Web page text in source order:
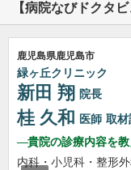
【病院なびドクタ
鹿児島県鹿児島市
緑ヶ丘クリニック
新田 翔 院長
桂 久和 医師 取材
貴院の診療内容を教
内科・小児科・整形外